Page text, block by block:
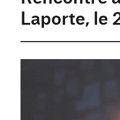
Laporte, le